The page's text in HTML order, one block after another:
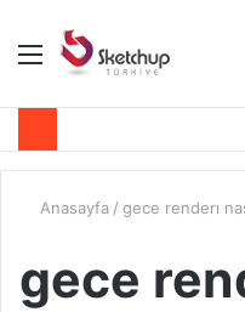
Menü
Anasayfa / gece renderı
gece